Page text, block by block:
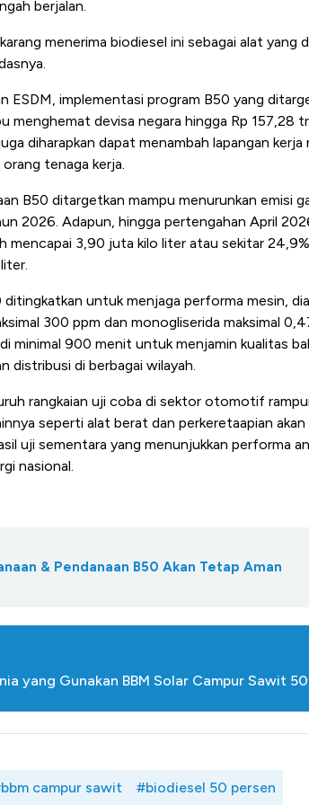
berjalan.
menerima biodiesel ini sebagai alat yang
ESDM, implementasi program B50 yang
menghemat devisa negara hingga Rp 157,28
diharapkan dapat menambah lapangan
tenaga kerja.
B50 ditargetkan mampu menurunkan emisi
2026. Adapun, hingga pertengahan April
mencapai 3,90 juta kilo liter atau sekitar
untuk menjaga performa mesin,
300 ppm dan monogliserida maksimal
minimal 900 menit untuk menjamin kualitas
distribusi di berbagai wilayah.
rangkaian uji coba di sektor otomotif
seperti alat berat dan perkeretaapian akan
uji sementara yang menunjukkan performa
nasional.
& Pendanaan B50 Akan Tetap Aman
yang Gunakan BBM Solar Campur Sawit
campur sawit #biodiesel 50 persen